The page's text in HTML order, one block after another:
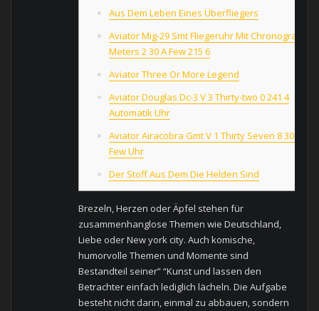
Aus Dem Leben Eines Überfliegers
Aviator Mig-29 Smt Fliegeruhr Mit Chronograph
Meters 2 30 A Few 215 6
Aviator Three Or More Legend
Aviator Douglas Dc-3 V 3 Thirty-two 0 241 4
Automatik Uhr
Aviator Airacobra Gmt V 1 Thirty Seven 8 306 A
Few Uhr
Der Stoff Aus Dem Die Helden Sind
Brezeln, Herzen oder Äpfel stehen für
zusammenhanglose Themen wie Deutschland,
Liebe oder New york city. Auch komische,
humorvolle Themen und Momente sind
Bestandteil seiner” “Kunst und lassen den
Betrachter einfach lediglich lächeln. Die Aufgabe
besteht nicht darin, einmal zu abbauen, sondern